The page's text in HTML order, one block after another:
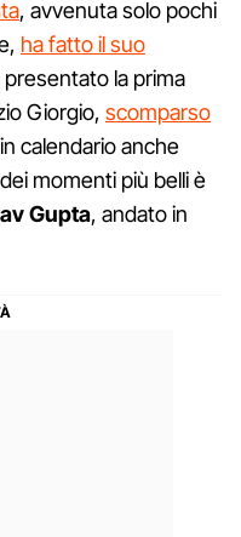
, avvenuta solo pochi
ha fatto il suo
presentato la prima
Giorgio, scomparso
calendario anche
momenti più belli è
Gupta, andato in